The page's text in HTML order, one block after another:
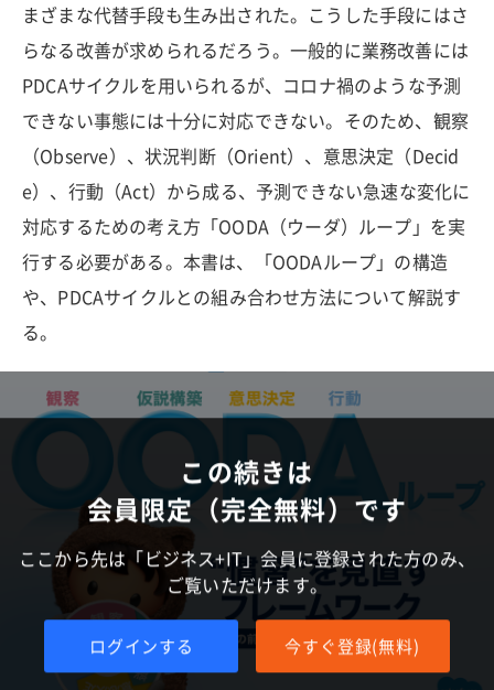
まざまな代替手段も生み出された。こうした手段にはさ
らなる改善が求められるだろう。一般的に業務改善には
PDCAサイクルを用いられるが、コロナ禍のような予測
できない事態には十分に対応できない。そのため、観察
（Observe）、状況判断（Orient）、意思決定（Decid
e）、行動（Act）から成る、予測できない急速な変化に
対応するための考え方「OODA（ウーダ）ループ」を実
行する必要がある。本書は、「OODAループ」の構造
や、PDCAサイクルとの組み合わせ方法について解説す
る。
この続きは
会員限定（完全無料）です
ここから先は「ビジネス+IT」会員に登録された方のみ、
ご覧いただけます。
ログインする 今すぐ登録(無料)